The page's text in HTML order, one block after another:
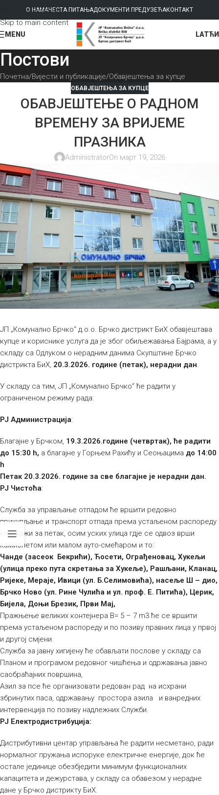
Skip to navigation
Skip to main content
О НАМАЧЕСТА ПИТАЊАДОКУМЕНТИ ПРЕДУЗЕЋАКОНТАКТ
MENU LAT
Постови
Почетна Вијести и публикације Обавјештења за купце
ОБАВЈЕШТЕЊА ЗА КУПЦЕ
ОБАВЈЕШТЕЊЕ О РАДНОМ
ВРЕМЕНУ ЗА ВРИЈЕМЕ
ПРАЗНИКА
AdministratorOn март 19, 2026
ЈП „Комунално Брчко“ д.о.о. Брчко дистрикт БиХ обавјештава
купце и кориснике услуга да је због обиљежавања Бајрама, а у
складу са Одлуком о нерадним данима Скупштине Брчко
дистрикта БиХ, 20.3.2026. године (петак), нерадни дан.
У складу са тим, ЈП „Комунално Брчко“ ће радити у
ограниченом режиму рада:
РЈ Администрација:
Благајне у Брчком, 19.3.2026.године (четвртак), ће радити
до 15:30 h, а благајне у Горњем Рахићу и Сеоњацима до 14:00
h
Петак 20.3.2026. године за све благајне је нерадни дан.
РЈ Чистоћа:
Служба за управљање отпадом ће вршити редовно
прикупљање и транспорт отпада према устаљеном распореду
који важи за петак, осим уских улица гдје се одвоз врши
камионетом или малом ауто-смећаром и то:
Чанде (засеок Бекрићи), Ћосети, Ограђеновац, Хукељи
(улица преко пута скретања за Хукеље), Рашљани, Кланац,
Ријеке, Мераје, Ивици (ул. Б.Селимовића), насеље Ш – дио,
Брчко Ново (ул. Рине Чулића и ул. проф. Е. Питића), Церик,
Бијела, Доњи Брезик, Први Мај,
Пражњење великих контејнера В= 5 – 7 m3 ће се вршити
према устаљеном распореду и по позиву правних лица у првој
и другој смјени.
Служба за јавну хигијену ће обављати послове у складу са
Планом и програмом редовног чишћења и одржавања јавно
саобраћајних површина,
Азил за псе ће организовати редован рад на исхрани
збринутих паса, одржавању простора азила и ванредних
интервенција по позиву надлежних Служби.
РЈ Електродистрибуција:
Дистрибутивни центар управљања ће радити несметано, ради
нормалног пружања испоруке електричне енергије, док ће
остале јединице обезбједити минимум функционалних
капацитета и дежурстава, у складу са обавезом у нерадне
дане у Брчко дистрикту БиХ.